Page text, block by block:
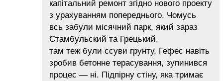
капітальний ремонт згідно нового проекту
з урахуванням попереднього. Чомусь
всь забули місячний парк, який зараз
Стамбульский та Грецький,
там теж були ссуви грунту, Гефес навіть
зробив бетонне терасування, зупинився
процес — ні. Підпірну стіну, яка тримає